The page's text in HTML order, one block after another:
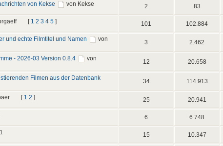
von Kekse von Kekse 2 83
[ 1 2 3 4 5] 101 102.884
und echte Filmtitel und Namen
von
3 2.462
- 2026-03 Version 0.8.4
von
12 20.658
Filmen aus der Datenbank
34 114.913
[ 1 2 ] 25 20.941
6 6.748
15 10.347